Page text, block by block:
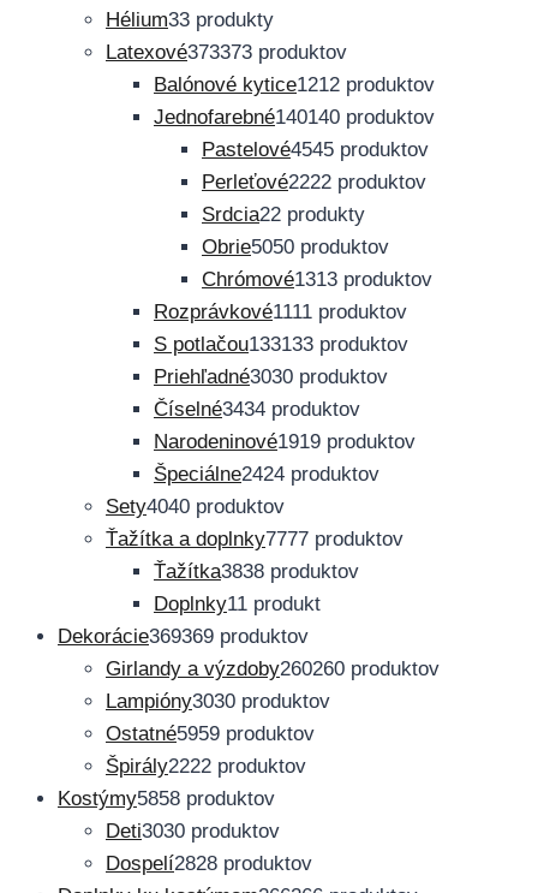
Hélium33 produkty
Latexové373373 produktov
Balónové kytice1212 produktov
Jednofarebné140140 produktov
Pastelové4545 produktov
Perleťové2222 produktov
Srdcia22 produkty
Obrie5050 produktov
Chrómové1313 produktov
Rozprávkové1111 produktov
S potlačou133133 produktov
Priehľadné3030 produktov
Číselné3434 produktov
Narodeninové1919 produktov
Špeciálne2424 produktov
Sety4040 produktov
Ťažítka a doplnky7777 produktov
Ťažítka3838 produktov
Doplnky11 produkt
Dekorácie369369 produktov
Girlandy a výzdoby260260 produktov
Lampióny3030 produktov
Ostatné5959 produktov
Špirály2222 produktov
Kostýmy5858 produktov
Deti3030 produktov
Dospelí2828 produktov